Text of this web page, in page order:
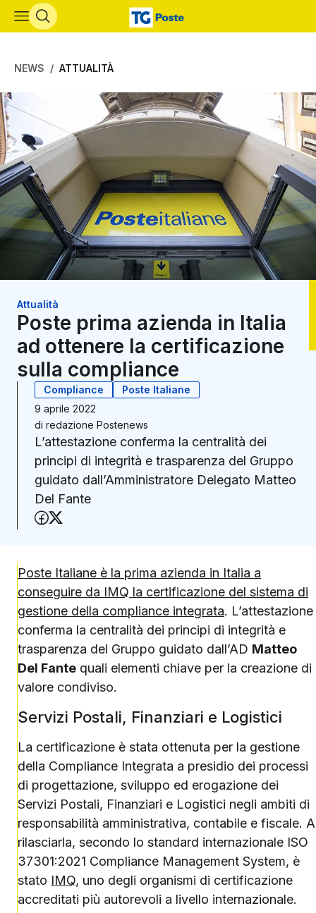
Vai al contenuto principale
NEWS ATTUALITÀ
Attualità
Poste prima azienda in Italia
ad ottenere la certificazione
sulla compliance
Compliance
Poste Italiane
9 aprile 2022
di redazione Postenews
L’attestazione conferma la centralità dei
principi di integrità e trasparenza del Gruppo
guidato dall’Amministratore Delegato Matteo
Del Fante
Condividi su Facebook
Poste Italiane è la prima azienda in Italia a
conseguire da IMQ la certificazione del sistema di
gestione della compliance integrata. L’attestazione
conferma la centralità dei principi di integrità e
trasparenza del Gruppo guidato dall’AD Matteo
Del Fante quali elementi chiave per la creazione di
valore condiviso.
Servizi Postali, Finanziari e Logistici
La certificazione è stata ottenuta per la gestione
della Compliance Integrata a presidio dei processi
di progettazione, sviluppo ed erogazione dei
Servizi Postali, Finanziari e Logistici negli ambiti di
responsabilità amministrativa, contabile e fiscale. A
rilasciarla, secondo lo standard internazionale ISO
37301:2021 Compliance Management System, è
stato IMQ, uno degli organismi di certificazione
accreditati più autorevoli a livello internazionale.